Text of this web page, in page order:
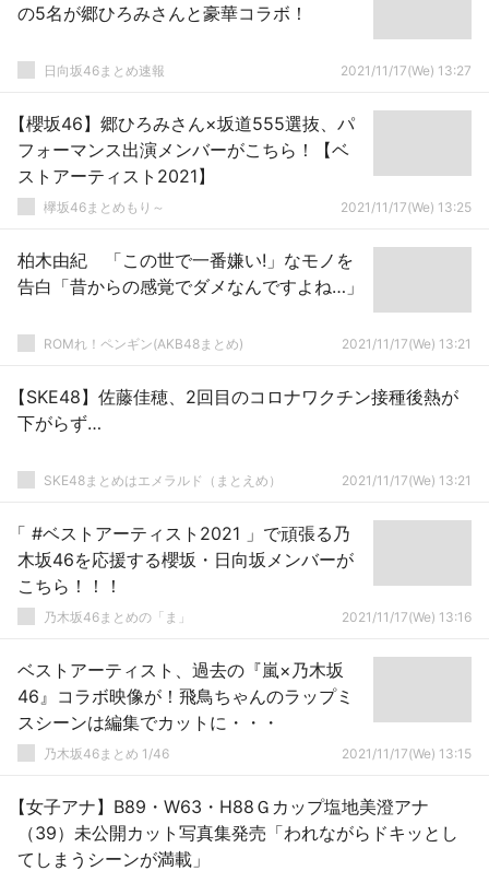
の5名が郷ひろみさんと豪華コラボ！
日向坂46まとめ速報 2021/11/17(We) 13:27
【櫻坂46】郷ひろみさん×坂道555選抜、パ
フォーマンス出演メンバーがこちら！【ベ
ストアーティスト2021】
欅坂46まとめもり～ 2021/11/17(We) 13:25
柏木由紀 「この世で一番嫌い!」なモノを
告白「昔からの感覚でダメなんですよね…」
ROMれ！ペンギン(AKB48まとめ) 2021/11/17(We) 13:21
【SKE48】佐藤佳穂、2回目のコロナワクチン接種後熱が
下がらず…
SKE48まとめはエメラルド（まとえめ） 2021/11/17(We) 13:21
「 #ベストアーティスト2021 」で頑張る乃
木坂46を応援する櫻坂・日向坂メンバーが
こちら！！！
乃木坂46まとめの「ま」 2021/11/17(We) 13:16
ベストアーティスト、過去の『嵐×乃木坂
46』コラボ映像が！飛鳥ちゃんのラップミ
スシーンは編集でカットに・・・
乃木坂46まとめ 1/46 2021/11/17(We) 13:15
【女子アナ】B89・W63・H88Ｇカップ塩地美澄アナ
（39）未公開カット写真集発売「われながらドキッとし
てしまうシーンが満載」